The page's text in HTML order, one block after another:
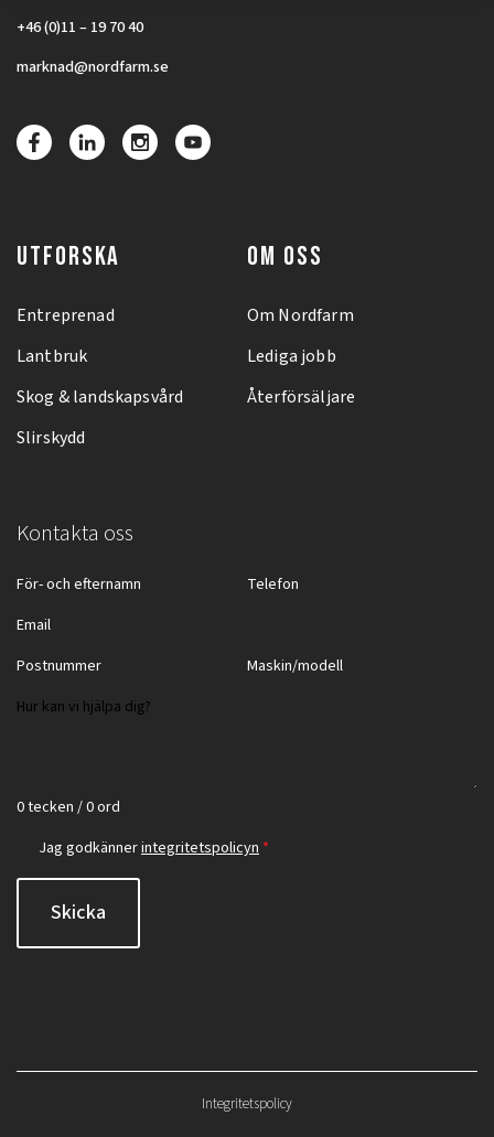
+46 (0)11 – 19 70 40
marknad@nordfarm.se
UTFORSKA
Entreprenad
Lantbruk
Skog & landskapsvård
Slirskydd
OM OSS
Om Nordfarm
Lediga jobb
Återförsäljare
Kontakta oss
0 tecken / 0 ord
Jag godkännerintegritetspolicyn *
Skicka
Integritetspolicy